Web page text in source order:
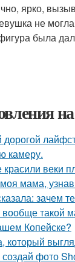
ярко,
не
была
дорогой
камеру.
красили веки
мама,
зачем
вообще такой
Копейске?
который
фото